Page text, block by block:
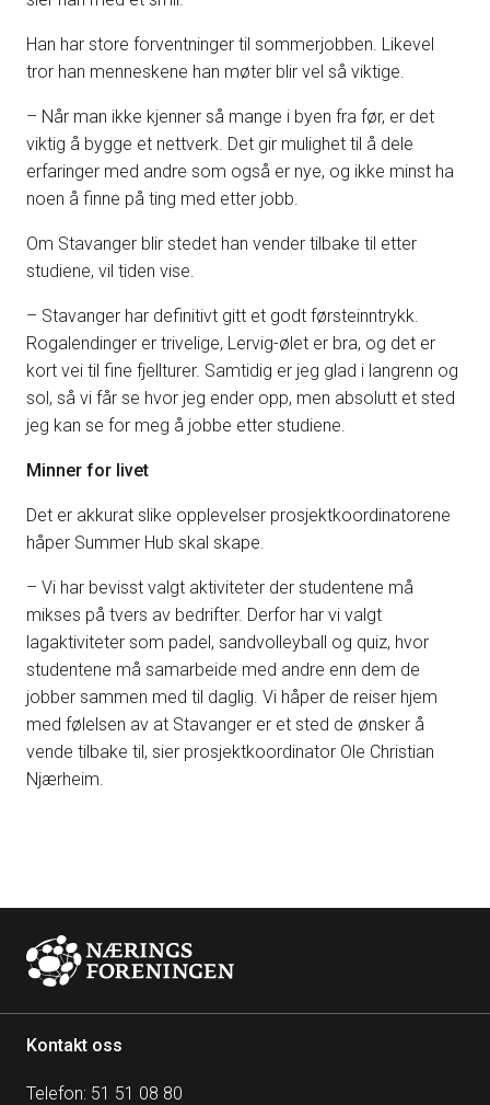
Han har store forventninger til sommerjobben. Likevel
tror han menneskene han møter blir vel så viktige.
– Når man ikke kjenner så mange i byen fra før, er det
viktig å bygge et nettverk. Det gir mulighet til å dele
erfaringer med andre som også er nye, og ikke minst ha
noen å finne på ting med etter jobb.
Om Stavanger blir stedet han vender tilbake til etter
studiene, vil tiden vise.
– Stavanger har definitivt gitt et godt førsteinntrykk.
Rogalendinger er trivelige, Lervig-ølet er bra, og det er
kort vei til fine fjellturer. Samtidig er jeg glad i langrenn og
sol, så vi får se hvor jeg ender opp, men absolutt et sted
jeg kan se for meg å jobbe etter studiene.
Minner for livet
Det er akkurat slike opplevelser prosjektkoordinatorene
håper Summer Hub skal skape.
– Vi har bevisst valgt aktiviteter der studentene må
mikses på tvers av bedrifter. Derfor har vi valgt
lagaktiviteter som padel, sandvolleyball og quiz, hvor
studentene må samarbeide med andre enn dem de
jobber sammen med til daglig. Vi håper de reiser hjem
med følelsen av at Stavanger er et sted de ønsker å
vende tilbake til, sier prosjektkoordinator Ole Christian
Njærheim.
Kontakt oss
Telefon: 51 51 08 80